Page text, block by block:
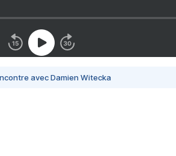
avec Damien Witecka